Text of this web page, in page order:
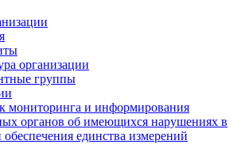
организации
группы
мониторинга и информирования
органов об имеющихся нарушениях в
обеспечения единства измерений